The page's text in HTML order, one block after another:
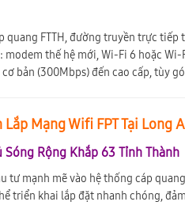
quang FTTH, đường truyền trực
modem thế hệ mới, Wi-Fi 6 hoặc Wi-
bản (300Mbps) đến cao cấp, tùy
Mạng Wifi FPT Tại Long
Sóng Rộng Khắp 63 Tỉnh Thành
tư mạnh mẽ vào hệ thống cáp
triển khai lắp đặt nhanh chóng,